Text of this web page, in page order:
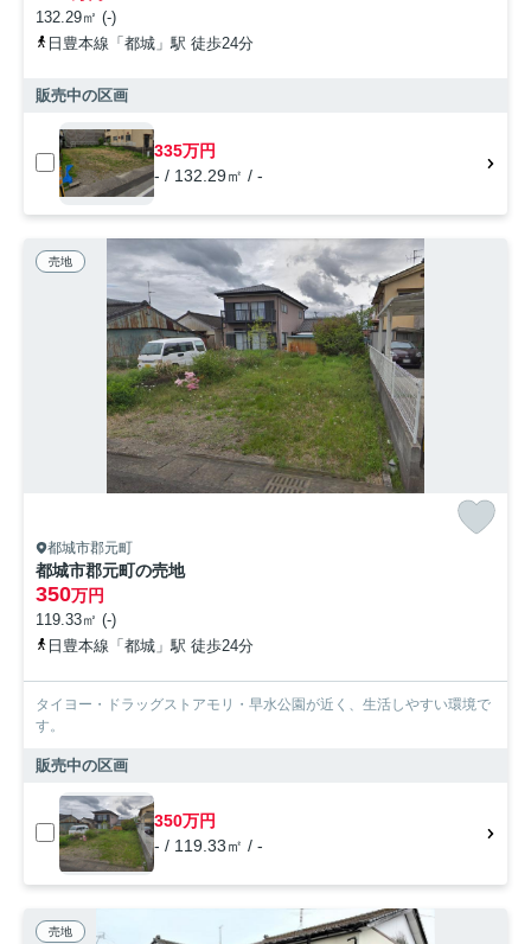
132.29㎡ (-)
日豊本線「都城」駅 徒歩24分
販売中の区画
335万円
- / 132.29㎡ / -
売地
都城市郡元町
都城市郡元町の売地
350万円
119.33㎡ (-)
日豊本線「都城」駅 徒歩24分
タイヨー・ドラッグストアモリ・早水公園が近く、生活しやすい環境で
す。
販売中の区画
350万円
- / 119.33㎡ / -
売地